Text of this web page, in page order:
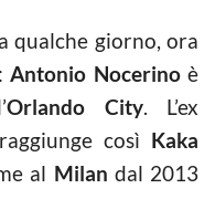
qualche giorno, ora
Antonio Nocerinoè
Orlando City. L’ex
così Kaka
al Milan dal 2013